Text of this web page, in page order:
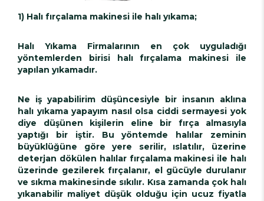
1) Halı fırçalama makinesi ile halı yıkama;
Halı Yıkama Firmalarının en çok uyguladığı
yöntemlerden birisi halı fırçalama makinesi ile
yapılan yıkamadır.
Ne iş yapabilirim düşüncesiyle bir insanın aklına
halı yıkama yapayım nasıl olsa ciddi sermayesi yok
diye düşünen kişilerin eline bir fırça almasıyla
yaptığı bir iştir. Bu yöntemde halılar zeminin
büyüklüğüne göre yere serilir, ıslatılır, üzerine
deterjan dökülen halılar fırçalama makinesi ile halı
üzerinde gezilerek fırçalanır, el gücüyle durulanır
ve sıkma makinesinde sıkılır. Kısa zamanda çok halı
yıkanabilir maliyet düşük olduğu için ucuz fiyatla